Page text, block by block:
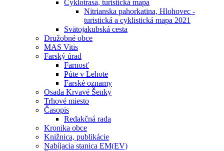
Cyklotrasa, turistická mapa
Nitrianska pahorkatina, Hlohovec -
turistická a cyklistická mapa 2021
Svätojakubská cesta
Družobné obce
MAS Vitis
Farský úrad
Farnosť
Púte v Lehote
Farské oznamy
Osada Krvavé Šenky
Trhové miesto
Časopis
Redakčná rada
Kronika obce
Knižnica, publikácie
Nabíjacia stanica EM(EV)